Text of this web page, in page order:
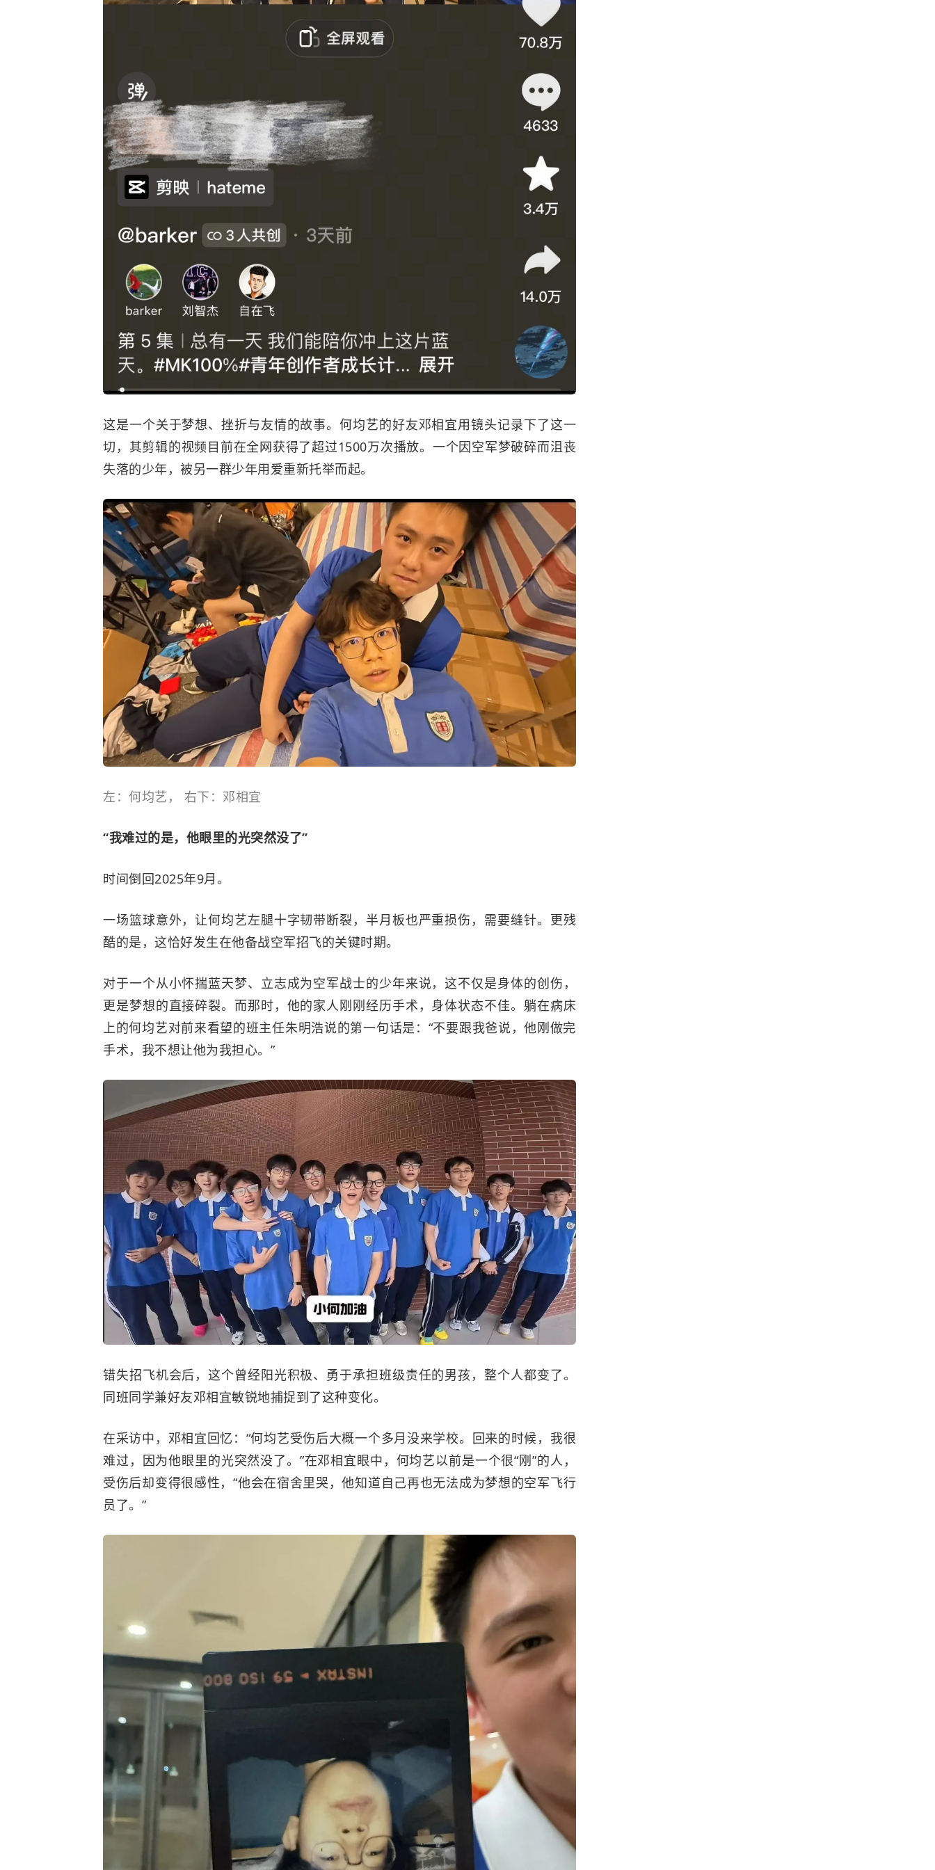
这是一个关于梦想、挫折与友情的故事。何均艺的好友邓相宜用镜头记录下了这一
切，其剪辑的视频目前在全网获得了超过1500万次播放。一个因空军梦破碎而沮丧
失落的少年，被另一群少年用爱重新托举而起。
左：何均艺， 右下：邓相宜
“我难过的是，他眼里的光突然没了”
时间倒回2025年9月。
一场篮球意外，让何均艺左腿十字韧带断裂，半月板也严重损伤，需要缝针。更残
酷的是，这恰好发生在他备战空军招飞的关键时期。
对于一个从小怀揣蓝天梦、立志成为空军战士的少年来说，这不仅是身体的创伤，
更是梦想的直接碎裂。而那时，他的家人刚刚经历手术，身体状态不佳。躺在病床
上的何均艺对前来看望的班主任朱明浩说的第一句话是：“不要跟我爸说，他刚做完
手术，我不想让他为我担心。”
错失招飞机会后，这个曾经阳光积极、勇于承担班级责任的男孩，整个人都变了。
同班同学兼好友邓相宜敏锐地捕捉到了这种变化。
在采访中，邓相宜回忆：“何均艺受伤后大概一个多月没来学校。回来的时候，我很
难过，因为他眼里的光突然没了。”在邓相宜眼中，何均艺以前是一个很“刚”的人，
受伤后却变得很感性，“他会在宿舍里哭，他知道自己再也无法成为梦想的空军飞行
员了。”